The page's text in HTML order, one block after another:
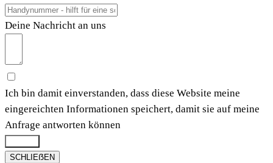
Deine Nachricht an uns
Ich bin damit einverstanden, dass diese Website meine
eingereichten Informationen speichert, damit sie auf meine
Anfrage antworten können
SCHLIEẞEN